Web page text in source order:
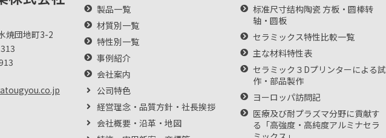
焼団地町3-2
製品一覧
材質別一覧
特性別一覧
事例紹介
会社案内
公司特色
経営理念・品質方針・社長挨拶
会社概要・沿革・地図
标准尺寸结构陶瓷 方板・圆棒转
轴・圆板
セラミックス特性比較一覧
主な材料特性表
セラミック３Dプリンターによる試
作・部品製作
ヨーロッパ訪問記
医療及び耐プラズマ分野に貢献す
る「高強度・高純度アルミナセラ